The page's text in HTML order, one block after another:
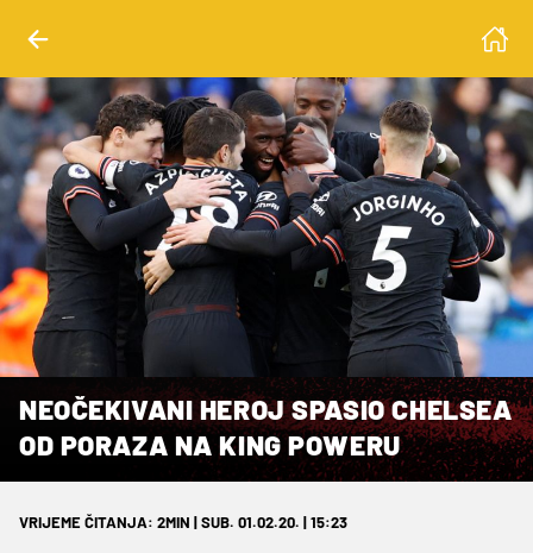
NEOČEKIVANI HEROJ SPASIO CHELSEA
OD PORAZA NA KING POWERU
VRIJEME ČITANJA: 2MIN | SUB. 01.02.20. | 15:23